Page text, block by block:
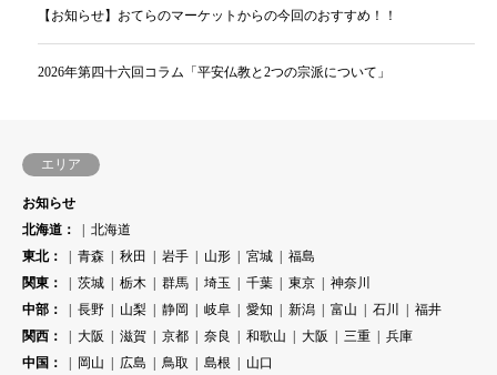
【お知らせ】おてらのマーケットからの今回のおすすめ！！
2026年第四十六回コラム「平安仏教と2つの宗派について」
エリア
お知らせ
北海道：
北海道
東北：
青森 秋田 岩手 山形 宮城
福島
関東：
茨城 栃木 群馬 埼玉 千葉 東京
神奈川
中部：
長野 山梨 静岡 岐阜 愛知 新潟 富山 石川
福井
関西：
大阪 滋賀 京都 奈良 和歌山 大阪 三重
兵庫
中国：
岡山 広島 鳥取 島根
山口